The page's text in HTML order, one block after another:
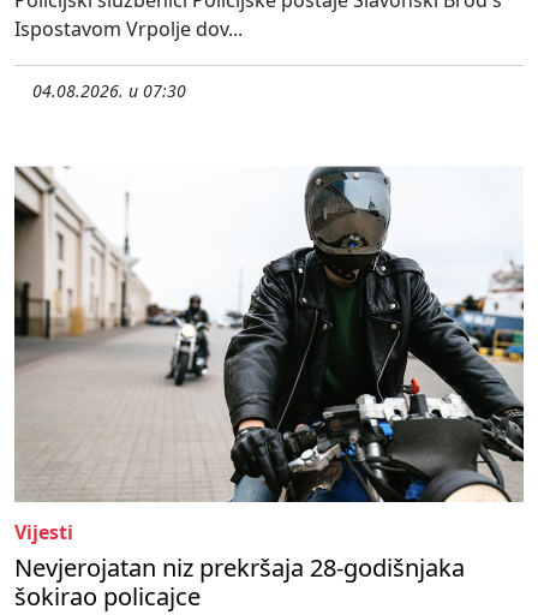
Ispostavom Vrpolje dov...
04.08.2026. u 07:30
Vijesti
Nevjerojatan niz prekršaja 28-godišnjaka
šokirao policajce